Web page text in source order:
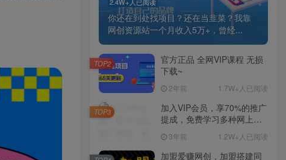
你还在到处找项目？还在当韭菜？我靠
网创资源站一个月收入5万+，曾经...
官方正品 全网VIP课程 无损
下载~
2年前 1.7W+人已阅读
TOP2
加入VIP会员，享70%的推广
提成，免费学习多种网上创
3年前 1.2W+人已阅读
TOP3
加盟爱赚网创，加盟搭建同